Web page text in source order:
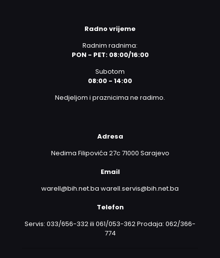
Radno vrijeme
Radnim radnima:
PON - PET: 08:00/16:00
Subotom
08:00 - 14:00
Nedjeljom i praznicima ne radimo.
Adresa
Nedima Filipovića 27c 71000 Sarajevo
Email
warell@bih.net.ba warell.servis@bih.net.ba
Telefon
Servis: 033/656-332 ili 061/053-362 Prodaja: 062/366-
774